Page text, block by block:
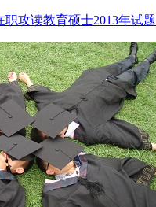
攻读教育硕士2013年试题